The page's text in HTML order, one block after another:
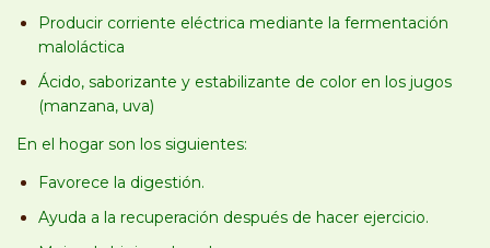
Producir corriente eléctrica mediante la fermentación
maloláctica
Ácido, saborizante y estabilizante de color en los jugos
(manzana, uva)
En el hogar son los siguientes:
Favorece la digestión.
Ayuda a la recuperación después de hacer ejercicio.